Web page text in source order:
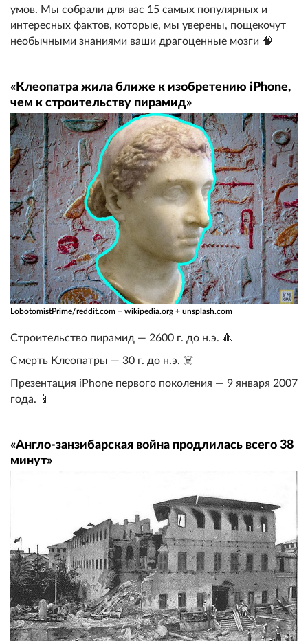
умов. Мы собрали для вас 15 самых популярных и
интересных фактов, которые, мы уверены, пощекочут
необычными знаниями ваши драгоценные мозги 🧠
«Клеопатра жила ближе к изобретению iPhone,
чем к строительству пирамид»
LobotomistPrime/reddit.com + wikipedia.org + unsplash.com
Строительство пирамид — 2600 г. до н.э. 🔺
Смерть Клеопатры — 30 г. до н.э. ☠️
Презентация iPhone первого поколения — 9 января 2007
года. 📱
«Англо-занзибарская война продлилась всего 38
минут»